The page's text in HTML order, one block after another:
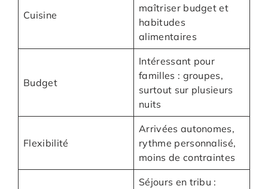
Cuisine
maîtriser budget et
habitudes
alimentaires
Budget
Intéressant pour
familles : groupes,
surtout sur plusieurs
nuits
Flexibilité
Arrivées autonomes,
rythme personnalisé,
moins de contraintes
Séjours en tribu :